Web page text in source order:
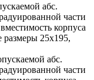
абс.
части
корпуса
25х195,
абс.
части